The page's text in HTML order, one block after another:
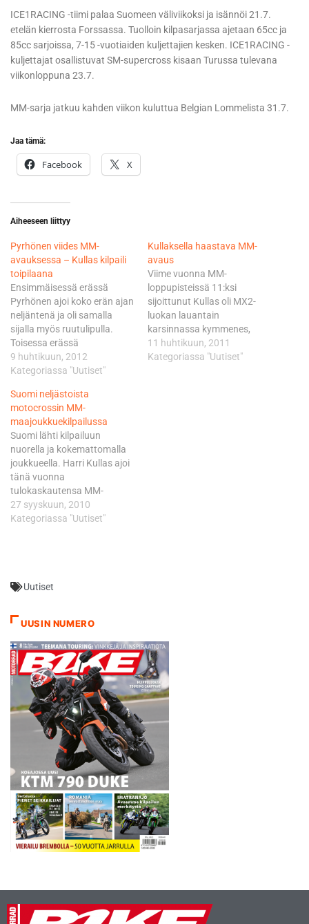
ICE1RACING -tiimi palaa Suomeen väliviikoksi ja isännöi 21.7.
etelän kierrosta Forssassa. Tuolloin kilpasarjassa ajetaan 65cc ja
85cc sarjoissa, 7-15 -vuotiaiden kuljettajien kesken. ICE1RACING -
kuljettajat osallistuvat SM-supercross kisaan Turussa tulevana
viikonloppuna 23.7.
MM-sarja jatkuu kahden viikon kuluttua Belgian Lommelista 31.7.
Jaa tämä:
Facebook X
Aiheeseen liittyy
Pyrhönen viides MM-
avauksessa – Kullas kilpaili
toipilaana
Ensimmäisessä erässä
Pyrhönen ajoi koko erän ajan
neljäntenä ja oli samalla
sijalla myös ruutulipulla.
Toisessa erässä
hyvinkääläinen kaatui
lähdön jälkeen toiseen
viimeiseksi. Nurinajosta
sisuuntunut hyvinkääläinen
aloitti hurjan takaa-ajon ja
puristi itsensä lopulta
kahdeksanneksi. Pyrhönen
nappasi MM-avauksesta
viidenneksi parhaimmat MM-
pisteet. - Ensimmäisessä
erässä otin startit nimiini…
9 huhtikuun, 2012
Kategoriassa "Uutiset"
Kullaksella haastava MM-
avaus
Viime vuonna MM-
loppupisteissä 11:ksi
sijoittunut Kullas oli MX2-
luokan lauantain
karsinnassa kymmenes,
mutta sunnuntain
varsinaisesta kilpailusta oli
11 huhtikuun, 2011
Kategoriassa "Uutiset"
Suomi neljästoista
motocrossin MM-
maajoukkuekilpailussa
Suomi lähti kilpailuun
nuorella ja kokemattomalla
joukkueella. Harri Kullas ajoi
tänä vuonna
tulokaskautensa MM-
sarjassa, mutta Ludde
Söderbergille ja Toni
ulkopuolella.
odotetusti, muttei suinkaan
helposti isäntämaa. Suomi
sijoittui 20 joukkueen
finaalissa hienosti 14:ksi.
MX2-luokan pyörällä ajanut
Kullas oli…
27 syyskuun, 2010
Kategoriassa "Uutiset"
Uutiset
UUSIN NUMERO